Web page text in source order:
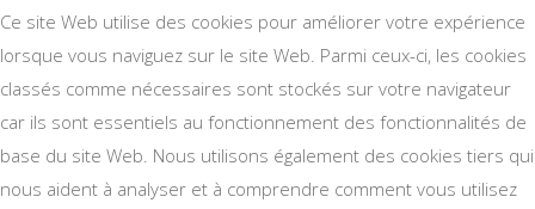
Ce site Web utilise des cookies pour améliorer votre expérience
lorsque vous naviguez sur le site Web. Parmi ceux-ci, les cookies
classés comme nécessaires sont stockés sur votre navigateur
car ils sont essentiels au fonctionnement des fonctionnalités de
base du site Web. Nous utilisons également des cookies tiers qui
nous aident à analyser et à comprendre comment vous utilisez